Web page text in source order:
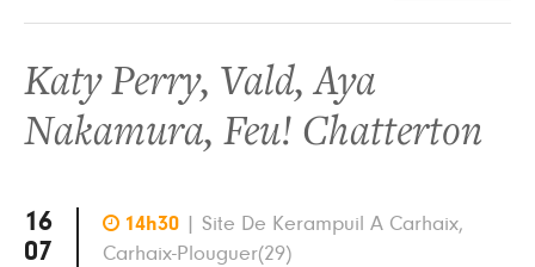
Katy Perry, Vald,Aya
Nakamura, Feu! Chatterton
16
07
 14h30
Site De Kerampuil A Carhaix,
Carhaix-Plouguer(29)